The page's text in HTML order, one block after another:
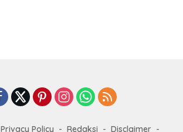
Privacy Policy Redaksi Disclaimer